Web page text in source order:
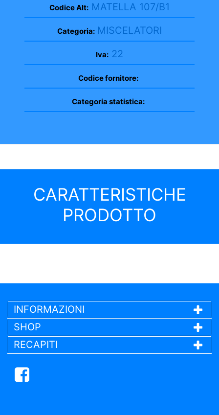
Codice Alt: MATELLA 107/B1
Categoria: MISCELATORI
Iva: 22
Codice fornitore:
Categoria statistica:
CARATTERISTICHE
PRODOTTO
INFORMAZIONI
SHOP
RECAPITI
Facebook